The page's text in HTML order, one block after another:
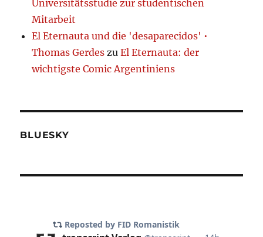
Universitätsstudie zur studentischen
Mitarbeit
El Eternauta und die 'desaparecidos' •
Thomas Gerdes zuEl Eternauta: der
wichtigste Comic Argentiniens
BLUESKY